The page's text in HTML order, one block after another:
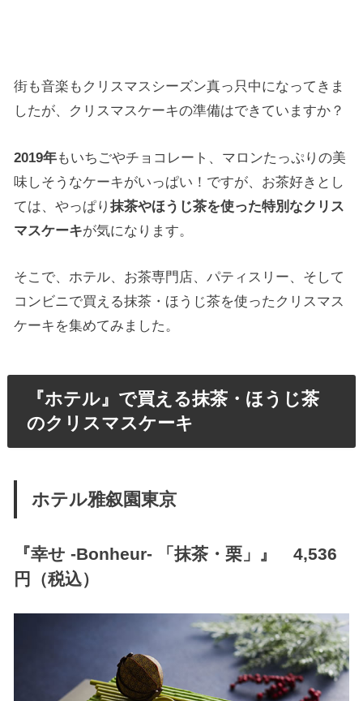
街も音楽もクリスマスシーズン真っ只中になってきま
したが、クリスマスケーキの準備はできていますか？
2019年もいちごやチョコレート、マロンたっぷりの美
味しそうなケーキがいっぱい！ですが、お茶好きとし
ては、やっぱり抹茶やほうじ茶を使った特別なクリス
マスケーキが気になります。
そこで、ホテル、お茶専門店、パティスリー、そして
コンビニで買える抹茶・ほうじ茶を使ったクリスマス
ケーキを集めてみました。
『ホテル』で買える抹茶・ほうじ茶
のクリスマスケーキ
ホテル雅叙園東京
『幸せ -Bonheur- 「抹茶・栗」
』 4,536
円（税込）